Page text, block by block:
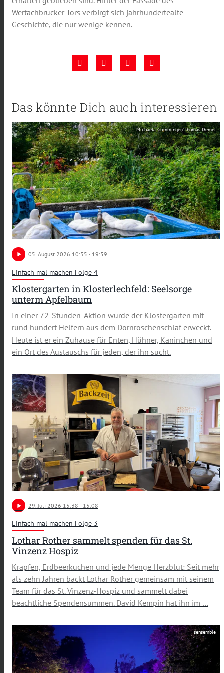
Wertachbrucker Tors verbirgt sich jahrhundertealte
Geschichte, die nur wenige kennen.
Das könnte Dich auch interessieren
Michaela Grimminger/Thomas Demel
play_arrow 05. August 2026 10:35 · 19:59
Einfach mal machen Folge 4
Klostergarten in Klosterlechfeld: Seelsorge
unterm Apfelbaum
In einer 72-Stunden-Aktion wurde der Klostergarten mit
rund hundert Helfern aus dem Dornröschenschlaf erweckt.
Heute ist er ein Zuhause für Enten, Hühner, Kaninchen und
ein Ort des Austauschs für jeden, der ihn sucht.
play_arrow 29 . Juli 2026 15:38 · 15:08
Einfach mal machen Folge 3
Lothar Rother sammelt spenden für das St.
Vinzenz Hospiz
Krapfen, Erdbeerkuchen und jede Menge Herzblut: Seit mehr
als zehn Jahren backt Lothar Rother gemeinsam mit seinem
Team für das St. Vinzenz-Hospiz und sammelt dabei
beachtliche Spendensummen. David Kempin hat ihn im …
sensemble